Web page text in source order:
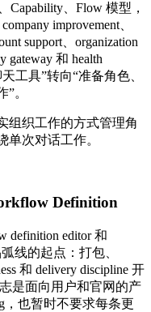
Capability、Flow 模型，
improvement、
support、organization
gateway 和 health
工具”转向“准备角色、
。
组织工作的方式管理角
单次对话工作。
Definition
definition editor 和
线的起点：打包、
和 delivery discipline 开
是面向用户和官网的产
，也暂时不要求每条更